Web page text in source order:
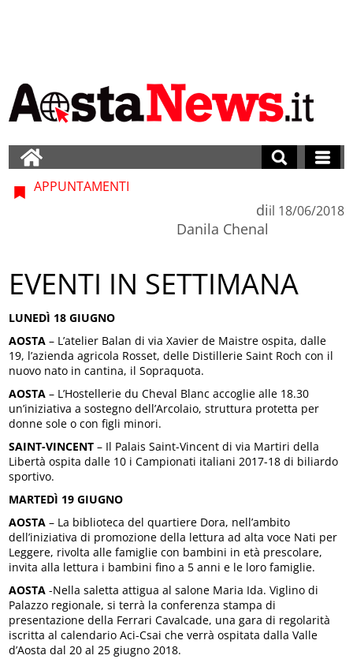
APPUNTAMENTI
di
Danila Chenal
il 18/06/2018
EVENTI IN SETTIMANA
LUNEDÌ 18 GIUGNO
AOSTA – L’atelier Balan di via Xavier de Maistre ospita, dalle
19, l’azienda agricola Rosset, delle Distillerie Saint Roch con il
nuovo nato in cantina, il Sopraquota.
AOSTA – L’Hostellerie du Cheval Blanc accoglie alle 18.30
un’iniziativa a sostegno dell’Arcolaio, struttura protetta per
donne sole o con figli minori.
SAINT-VINCENT – Il Palais Saint-Vincent di via Martiri della
Libertà ospita dalle 10 i Campionati italiani 2017-18 di biliardo
sportivo.
MARTEDÌ 19 GIUGNO
AOSTA – La biblioteca del quartiere Dora, nell’ambito
dell’iniziativa di promozione della lettura ad alta voce Nati per
Leggere, rivolta alle famiglie con bambini in età prescolare,
invita alla lettura i bambini fino a 5 anni e le loro famiglie.
AOSTA -Nella saletta attigua al salone Maria Ida. Viglino di
Palazzo regionale, si terrà la conferenza stampa di
presentazione della Ferrari Cavalcade, una gara di regolarità
iscritta al calendario Aci-Csai che verrà ospitata dalla Valle
d’Aosta dal 20 al 25 giugno 2018.